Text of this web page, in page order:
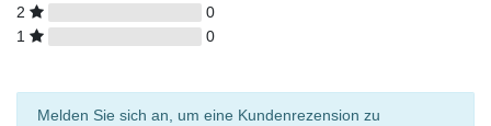
2
0
1
0
Melden Sie sich an, um eine Kundenrezension zu